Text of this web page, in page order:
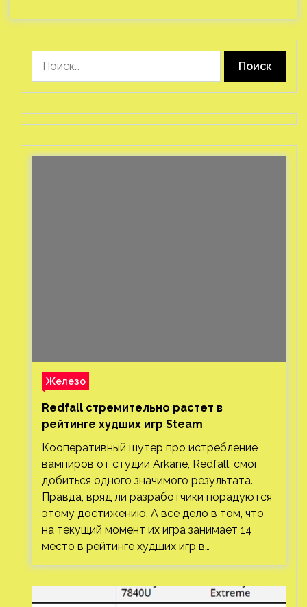
Железо
Redfall стремительно растет в
рейтинге худших игр Steam
Кооперативный шутер про истребление
вампиров от студии Arkane, Redfall, смог
добиться одного значимого результата.
Правда, вряд ли разработчики порадуются
этому достижению. А все дело в том, что
на текущий момент их игра занимает 14
место в рейтинге худших игр в…